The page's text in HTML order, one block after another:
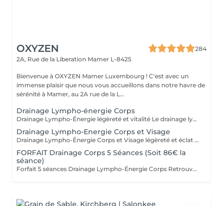
OXYZEN
284
2A, Rue de la Liberation Mamer L-8425
Bienvenue à OXYZEN Mamer Luxembourg ! C'est avec un
immense plaisir que nous vous accueillons dans notre havre de
sérénité à Mamer, au 2A rue de la L...
Drainage Lympho-énergie Corps
Drainage Lympho-Énergie légèreté et vitalité Le drainage lympho-énergie est une méthode douce qui stimule le système lymphatique pour libérer les toxines, réduire la rétention d'eau et améliorer la circulation. Par des gestes précis et respectueux du corps, cette technique procure une sensation de légèreté, apaise le stress et redonne de l'énergie. Bienfaits : affiner la silhouette, diminuer la cellulite, soulager les jambes lourdes, améliorer la circulation, restaurer vitalité et équilibre. Pour prolonger et optimiser les résultats, découvrez nos cartes forfaits à tarif avantageux. Idéal aussi pour faire plaisir sous forme de bon cadeau. - FORFAIT Drainage Corps 5 Séances 430€ ( soit 86€ la séance ) - FORFAIT Drainage Corps 10 Séances 790€ ( soit 79€ la séance ) Déconseillé aux femmes enceintes. Pour en savoir plus, cliquez ici : https://www.oxyzen.lu Avertissement : Nos soins sont dédiés au bien-être et à la relaxation. Ils ne remplacent pas un suivi médical et ne relèvent pas de la kinésithérapie.
Drainage Lympho-Energie Corps et Visage
Drainage Lympho-Énergie Corps et Visage légèreté et éclat Le drainage lympho-énergie est une méthode douce qui stimule le système lymphatique et libère les toxines pour rétablir équilibre et vitalité. * Visage : réduit rides et imperfections, illumine le teint, raffermit l'ovale, atténue acné et couperose, diminue les poches et favorise un véritable lifting naturel. * Corps : aide à lutter contre la cellulite et la rétention d'eau, soulage les jambes lourdes, améliore la circulation, apaise le stress et redonne de l'énergie. Un soin complet qui agit autant sur l'esthétique que sur le bien-être intérieur. Pour optimiser les résultats, découvrez nos cartes forfaits à tarif avantageux. Idéal aussi pour offrir en bon cadeau. Déconseillé aux femmes enceintes. Pour en savoir plus, cliquez ici : https://www.oxyzen.lu Avertissement : Nos soins sont dédiés au bien-être et à la relaxation. Ils ne remplacent pas un suivi médical et ne relèvent pas de la kinésithérapie.
FORFAIT Drainage Corps 5 Séances (Soit 86€ la
séance)
Forfait 5 séances Drainage Lympho-Énergie Corps Retrouvez une silhouette affinée, des jambes légères et plus de vitalité grâce à notre forfait de 5 séances de drainage lympho-énergie corps. Cette méthode naturelle agit sur la circulation, la cellulite, la rétention d'eau, le stress et la perte d'énergie. Avec ce forfait, vous bénéficiez d'un tarif préférentiel : 86 € la séance au lieu de 94 €, soit une remise d'environ 8,5 %. Avantages du forfait : - Résultats renforcés et durables au fil des séances - Accompagnement personnalisé et adapté à vos besoins - Économies substantielles par rapport aux séances unitaires - Flexibilité dans la planification de vos rendez-vous Ce forfait est également le cadeau idéal à offrir à un proche pour lui faire découvrir les bienfaits du drainage lympho-énergie. Déconseillé aux femmes enceintes. Pour en savoir plus, cliquez ici : https://www.oxyzen.lu